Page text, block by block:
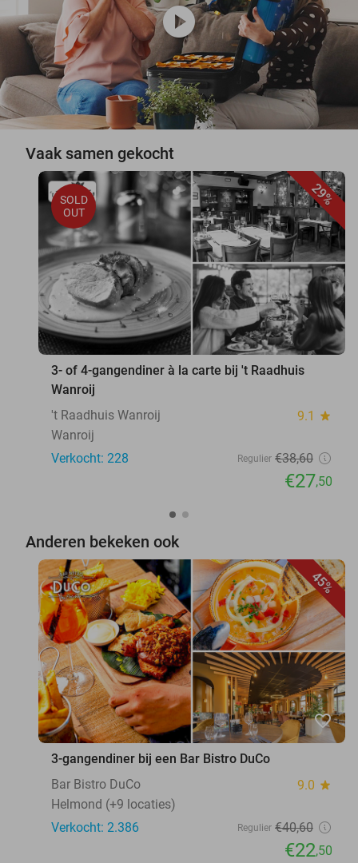
play_circle
Vaak samen gekocht
29%
SOLD
OUT
3- of 4-gangendiner à la carte bij 't Raadhuis
Wanroij
't Raadhuis Wanroij
9.1 star
Wanroij
Verkocht: 228
Regulier €38,60
€27,50
Anderen bekeken ook
45%
favorite_border
3-gangendiner bij een Bar Bistro DuCo
Bar Bistro DuCo
9.0 star
Helmond (+9 locaties)
Verkocht: 2.386
Regulier €40,60
€22,50